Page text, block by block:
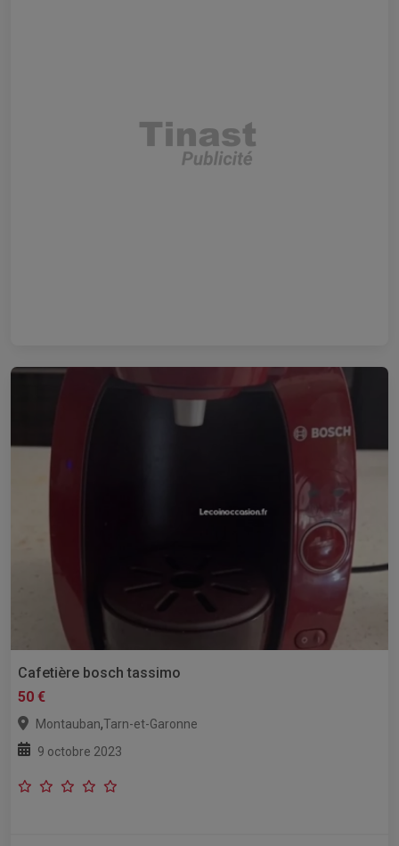
Cafetière bosch tassimo
50 €
Montauban,Tarn-et-Garonne
9 octobre 2023